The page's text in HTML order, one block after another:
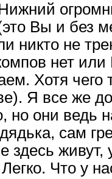
Вы и без
никто не
нет
Хотя
Я все же
но они ведь
сам
здесь живут,
Что у